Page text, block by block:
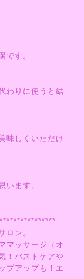
です。
わりに使うと結
味しくいただけ
います。
ロン。
マッサージ（オ
！バストケアや
プアップも！エ